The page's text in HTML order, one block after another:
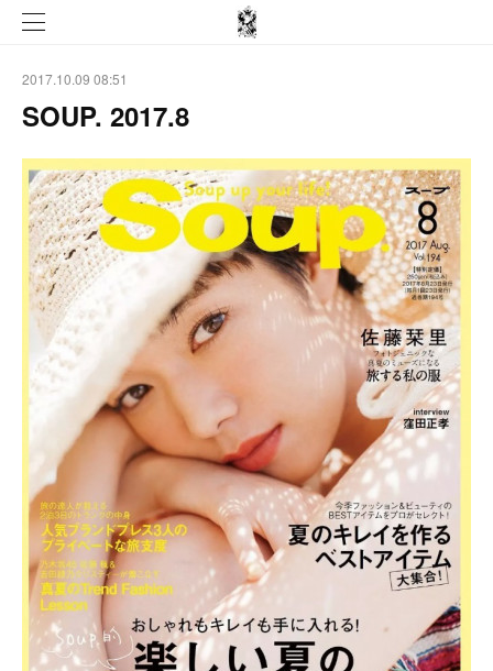
2017.10.09 08:51
SOUP. 2017.8